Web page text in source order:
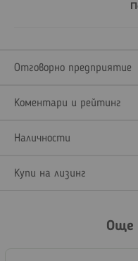
Отговорно предприятие
Коментари и рейтинг
Наличности
Купи на лизинг
Още